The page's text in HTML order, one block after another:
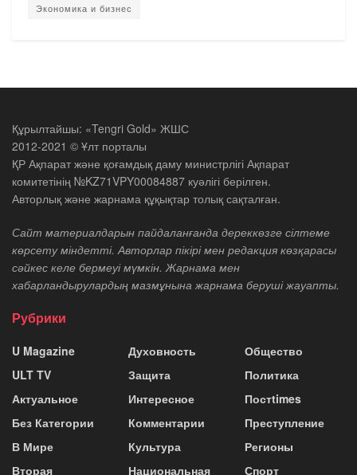
Экономика и бизнес
Құрылтайшы: «Tengri Gold» ЖШС
2012-2021 © Ұлт порталы
ҚР Ақпарат және қоғамдық даму министрлігі Ақпарат
комитетінің №KZ71VPY00084887 куәлігі берілген.
Авторлық және жарнама құқықтар толық сақталған.
Сайт материалдарын пайдаланғанда дереккөзге сілтеме
көрсету міндетті. Авторлар пікірі мен редакция көзқарасы
сәйкес келе бермеуі мүмкін. Жарнама мен
хабарландырулардың мазмұнына жарнама беруші жауапты.
Рубрики
U Magazine
ULT TV
Актуальное
Без Категории
В Мире
Вторая
Духовность
Защита
Интересное
Комментарии
Культура
Национальная
Общество
Политика
Постtimes
Преступление
Регионы
Спорт